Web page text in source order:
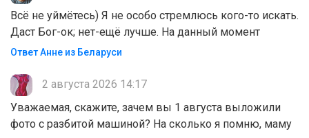
Всё не уймётесь) Я не особо стремлюсь кого-то искать.
Даст Бог-ок; нет-ещё лучше. На данный момент
Ответ Анне из Беларуси
2 августа 2026 14:17
Уважаемая, скажите, зачем вы 1 августа выложили
фото с разбитой машиной? На сколько я помню, маму